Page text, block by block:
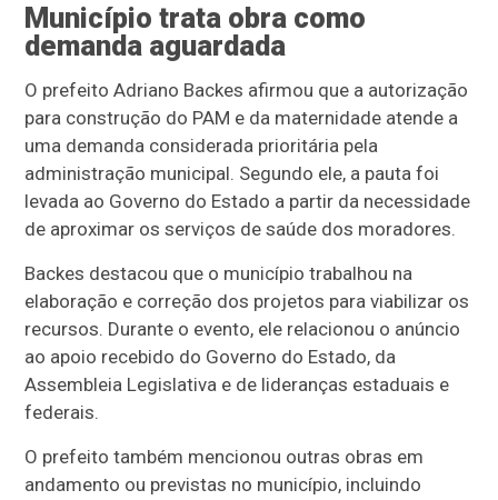
Município trata obra como
demanda aguardada
O prefeito Adriano Backes afirmou que a autorização
para construção do PAM e da maternidade atende a
uma demanda considerada prioritária pela
administração municipal. Segundo ele, a pauta foi
levada ao Governo do Estado a partir da necessidade
de aproximar os serviços de saúde dos moradores.
Backes destacou que o município trabalhou na
elaboração e correção dos projetos para viabilizar os
recursos. Durante o evento, ele relacionou o anúncio
ao apoio recebido do Governo do Estado, da
Assembleia Legislativa e de lideranças estaduais e
federais.
O prefeito também mencionou outras obras em
andamento ou previstas no município, incluindo